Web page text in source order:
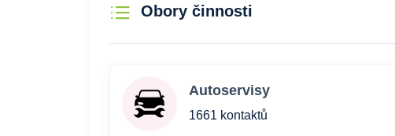
Obory činnosti
Autoservisy
1661 kontaktů